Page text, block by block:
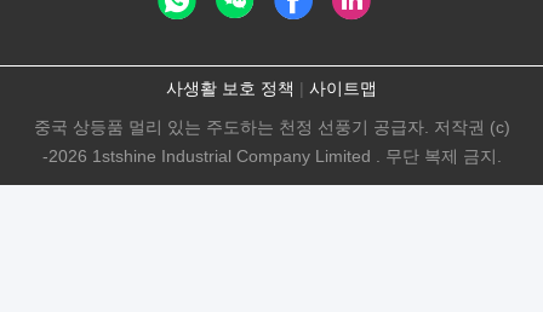
사생활 보호 정책 | 사이트맵
중국 상등품 멀리 있는 주도하는 천정 선풍기 공급자. 저작권 (c)
-2026 1stshine Industrial Company Limited . 무단 복제 금지.